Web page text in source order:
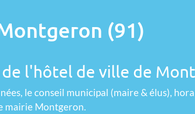
(91)
l'hôtel de ville de
le conseil municipal (maire & élus),
mairie Montgeron.